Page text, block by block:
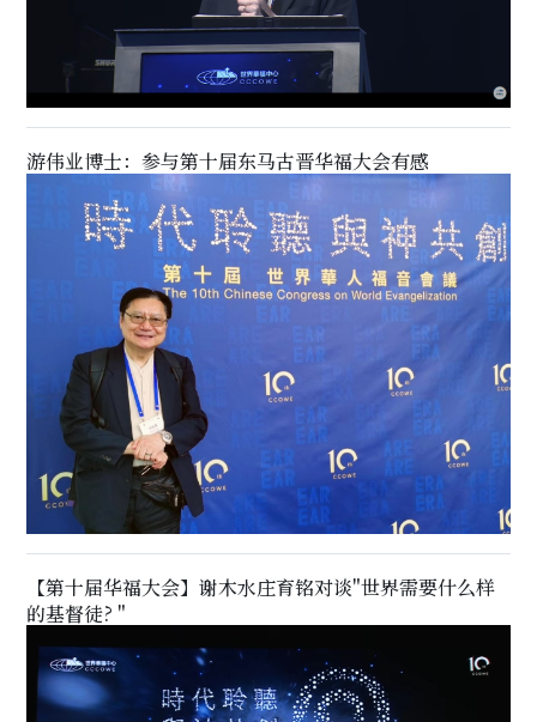
游伟业博士：参与第十届东马古晋华福大会有感
【第十届华福大会】谢木水庄育铭对谈"世界需要什么样
的基督徒? "